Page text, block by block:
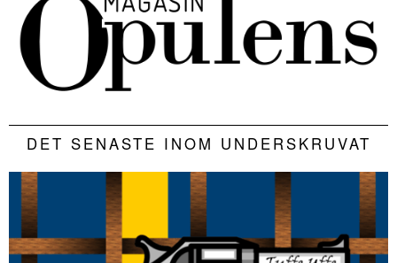
DET SENASTE INOM UNDERSKRUVAT